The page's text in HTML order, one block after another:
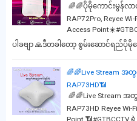
🌈🌈ပိုမိုကောင်းမွန်လ
RAP72Pro, Reyee
Access
ပါခဗျာ 🙏ဒီတခါတော့ စွမ်းဆောင်ရည်ပို
🌈🌈Live Stream အ
RAP73HD📶
🌈🌈Live Stream
RAP73HD Reyee
Point